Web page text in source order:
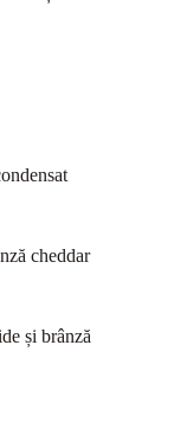
cheddar
și brânză